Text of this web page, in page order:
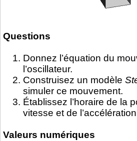
Questions
Donnez l’équation du
l’oscillateur.
Construisez un modèle
simuler ce mouvement.
Établissez l’horaire de la
vitesse et de
Valeurs numériques